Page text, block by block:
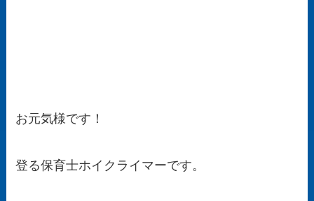
お元気様です！
登る保育士ホイクライマーです。